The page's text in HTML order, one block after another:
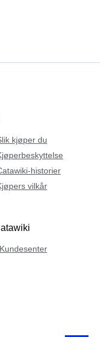
kjøper du
historier
vilkår
Kundesenter